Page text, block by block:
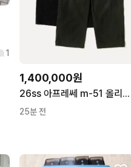
1
1,400,000원
26ss 아프레쎄 m-51 올리브 (3)
25분 전